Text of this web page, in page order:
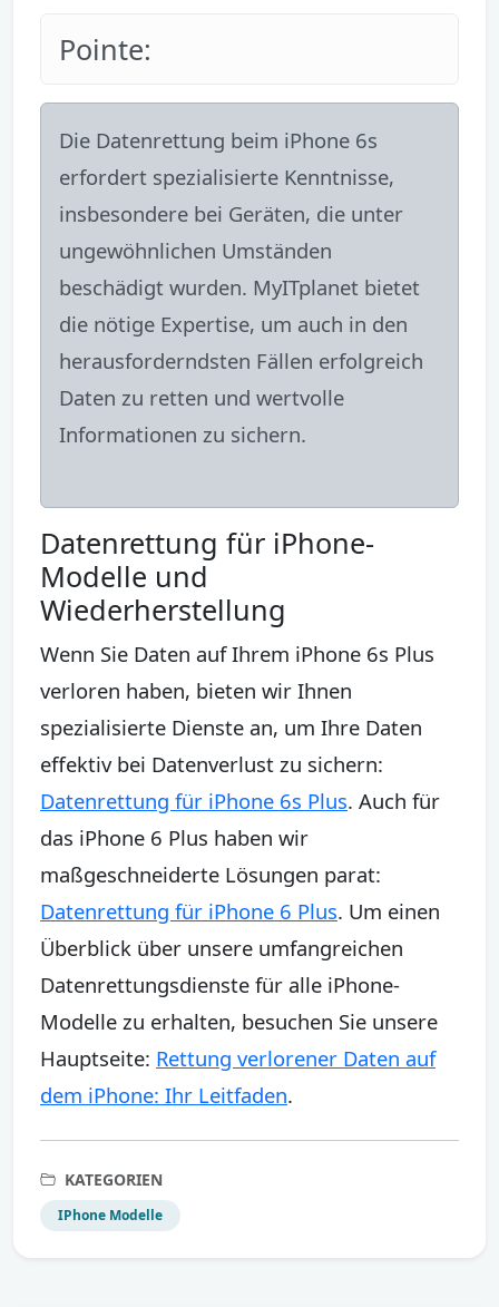
Pointe:
Die Datenrettung beim iPhone 6s
erfordert spezialisierte Kenntnisse,
insbesondere bei Geräten, die unter
ungewöhnlichen Umständen
beschädigt wurden. MyITplanet bietet
die nötige Expertise, um auch in den
herausforderndsten Fällen erfolgreich
Daten zu retten und wertvolle
Informationen zu sichern.
Datenrettung für iPhone-
Modelle und
Wiederherstellung
Wenn Sie Daten auf Ihrem iPhone 6s Plus
verloren haben, bieten wir Ihnen
spezialisierte Dienste an, um Ihre Daten
effektiv bei Datenverlust zu sichern:
Datenrettung für iPhone 6s Plus. Auch für
das iPhone 6 Plus haben wir
maßgeschneiderte Lösungen parat:
Datenrettung für iPhone 6 Plus. Um einen
Überblick über unsere umfangreichen
Datenrettungsdienste für alle iPhone-
Modelle zu erhalten, besuchen Sie unsere
Hauptseite: Rettung verlorener Daten auf
dem iPhone: Ihr Leitfaden.
KATEGORIEN
IPhone Modelle